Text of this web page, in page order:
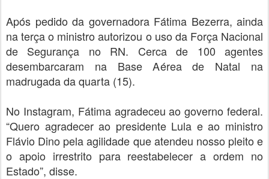
Após pedido da governadora Fátima Bezerra, ainda
na terça o ministro autorizou o uso da Força Nacional
de Segurança no RN. Cerca de 100 agentes
desembarcaram na Base Aérea de Natal na
madrugada da quarta (15).
No Instagram, Fátima agradeceu ao governo federal.
“Quero agradecer ao presidente Lula e ao ministro
Flávio Dino pela agilidade que atendeu nosso pleito e
o apoio irrestrito para reestabelecer a ordem no
Estado”, disse.